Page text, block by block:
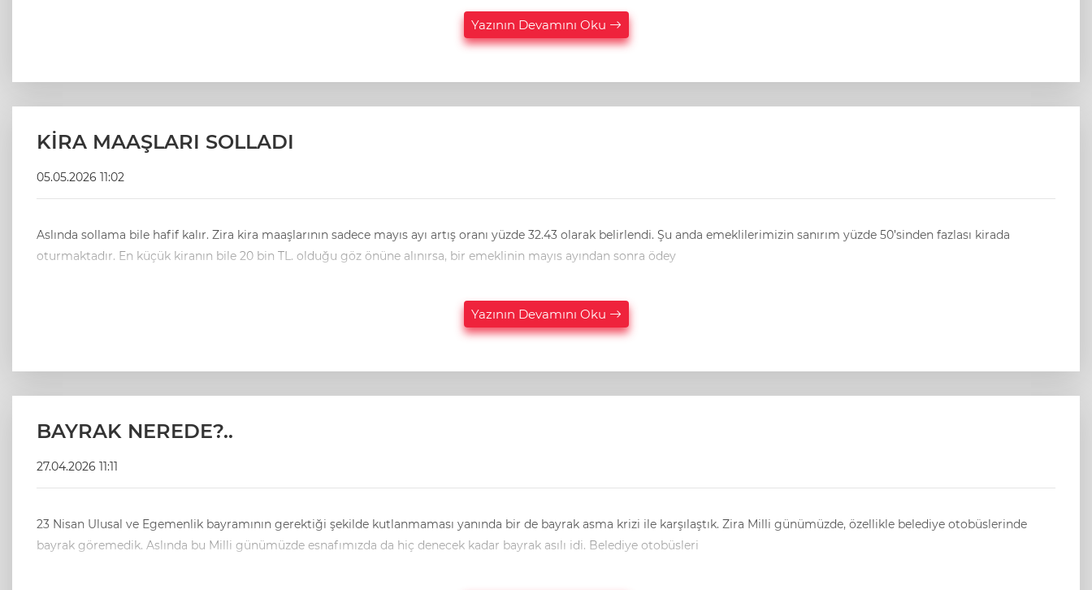
Yazının Devamını Oku
KİRA MAAŞLARI SOLLADI
05.05.2026 11:02
Aslında sollama bile hafif kalır. Zira kira maaşlarının sadece mayıs ayı artış oranı yüzde 32.43 olarak belirlendi. Şu anda emeklilerimizin sanırım yüzde 50’sinden fazlası kirada
oturmaktadır. En küçük kiranın bile 20 bin TL. olduğu göz önüne alınırsa, bir emeklinin mayıs ayından sonra ödey
Yazının Devamını Oku
BAYRAK NEREDE?..
27.04.2026 11:11
23 Nisan Ulusal ve Egemenlik bayramının gerektiği şekilde kutlanmaması yanında bir de bayrak asma krizi ile karşılaştık. Zira Milli günümüzde, özellikle belediye otobüslerinde
bayrak göremedik. Aslında bu Milli günümüzde esnafımızda da hiç denecek kadar bayrak asılı idi. Belediye otobüsleri